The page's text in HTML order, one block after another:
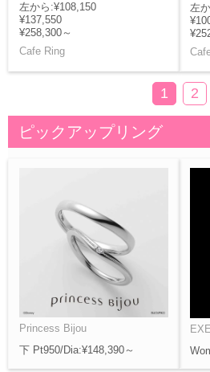
左から:¥108,150
¥137,550
¥258,300～
Cafe Ring
左
1 2
ピックアップリング
Princess Bijou
下 Pt950/Dia:¥148,390～